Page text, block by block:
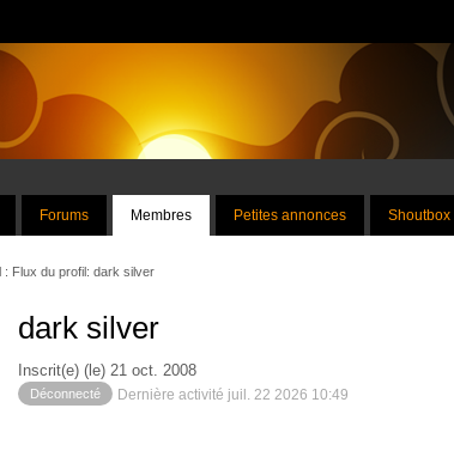
Forums Membres Petites annonces Shoutbox
: Flux du profil: dark silver
dark silver
Inscrit(e) (le) 21 oct. 2008
Déconnecté Dernière activité juil. 22 2026 10:49